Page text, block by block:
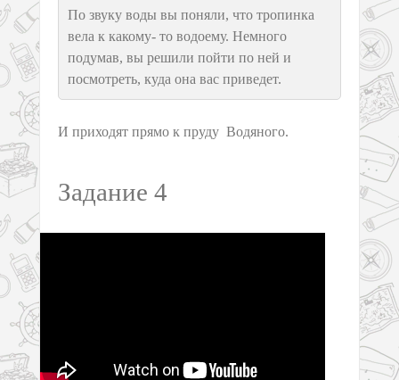
По звуку воды вы поняли, что тропинка
вела к какому- то водоему. Немного
подумав, вы решили пойти по ней и
посмотреть, куда она вас приведет.
И приходят прямо к пруду Водяного.
Задание 4